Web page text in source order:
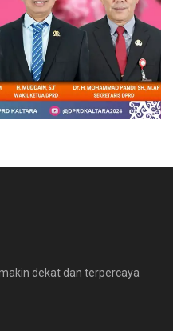
dekat dan terpercaya